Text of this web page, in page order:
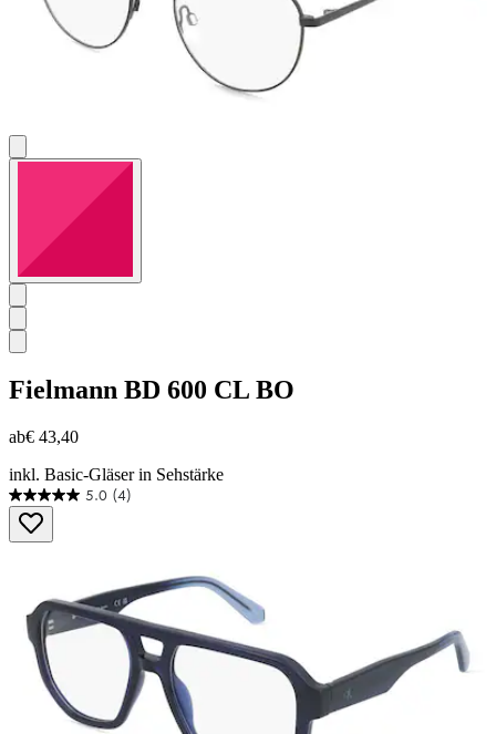
Fielmann BD 600 CL BO
ab€ 43,40
inkl. Basic-Gläser in Sehstärke
5.0 (4)
5.0
von
5
Bewertungen